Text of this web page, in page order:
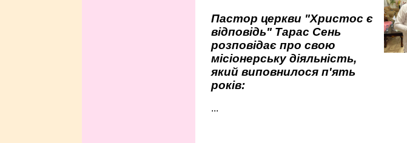
Пастор церкви "Христос є
відповідь" Тарас Сень
розповідає про свою
місіонерську діяльність,
який виповнилося п'ять
років:
...